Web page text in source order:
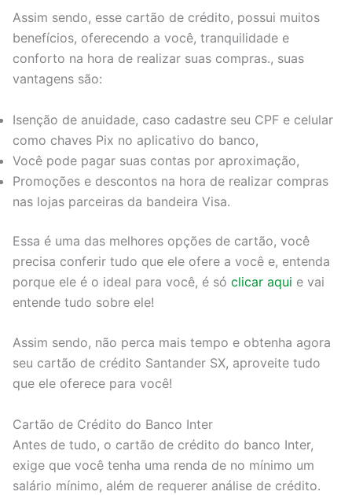
Assim sendo, esse cartão de crédito, possui muitos
benefícios, oferecendo a você, tranquilidade e
conforto na hora de realizar suas compras., suas
vantagens são:
Isenção de anuidade, caso cadastre seu CPF e celular
como chaves Pix no aplicativo do banco,
Você pode pagar suas contas por aproximação,
Promoções e descontos na hora de realizar compras
nas lojas parceiras da bandeira Visa.
Essa é uma das melhores opções de cartão, você
precisa conferir tudo que ele ofere a você e, entenda
porque ele é o ideal para você, é só clicar aqui e vai
entende tudo sobre ele!
Assim sendo, não perca mais tempo e obtenha agora
seu cartão de crédito Santander SX, aproveite tudo
que ele oferece para você!
Cartão de Crédito do Banco Inter
Antes de tudo, o cartão de crédito do banco Inter,
exige que você tenha uma renda de no mínimo um
salário mínimo, além de requerer análise de crédito.